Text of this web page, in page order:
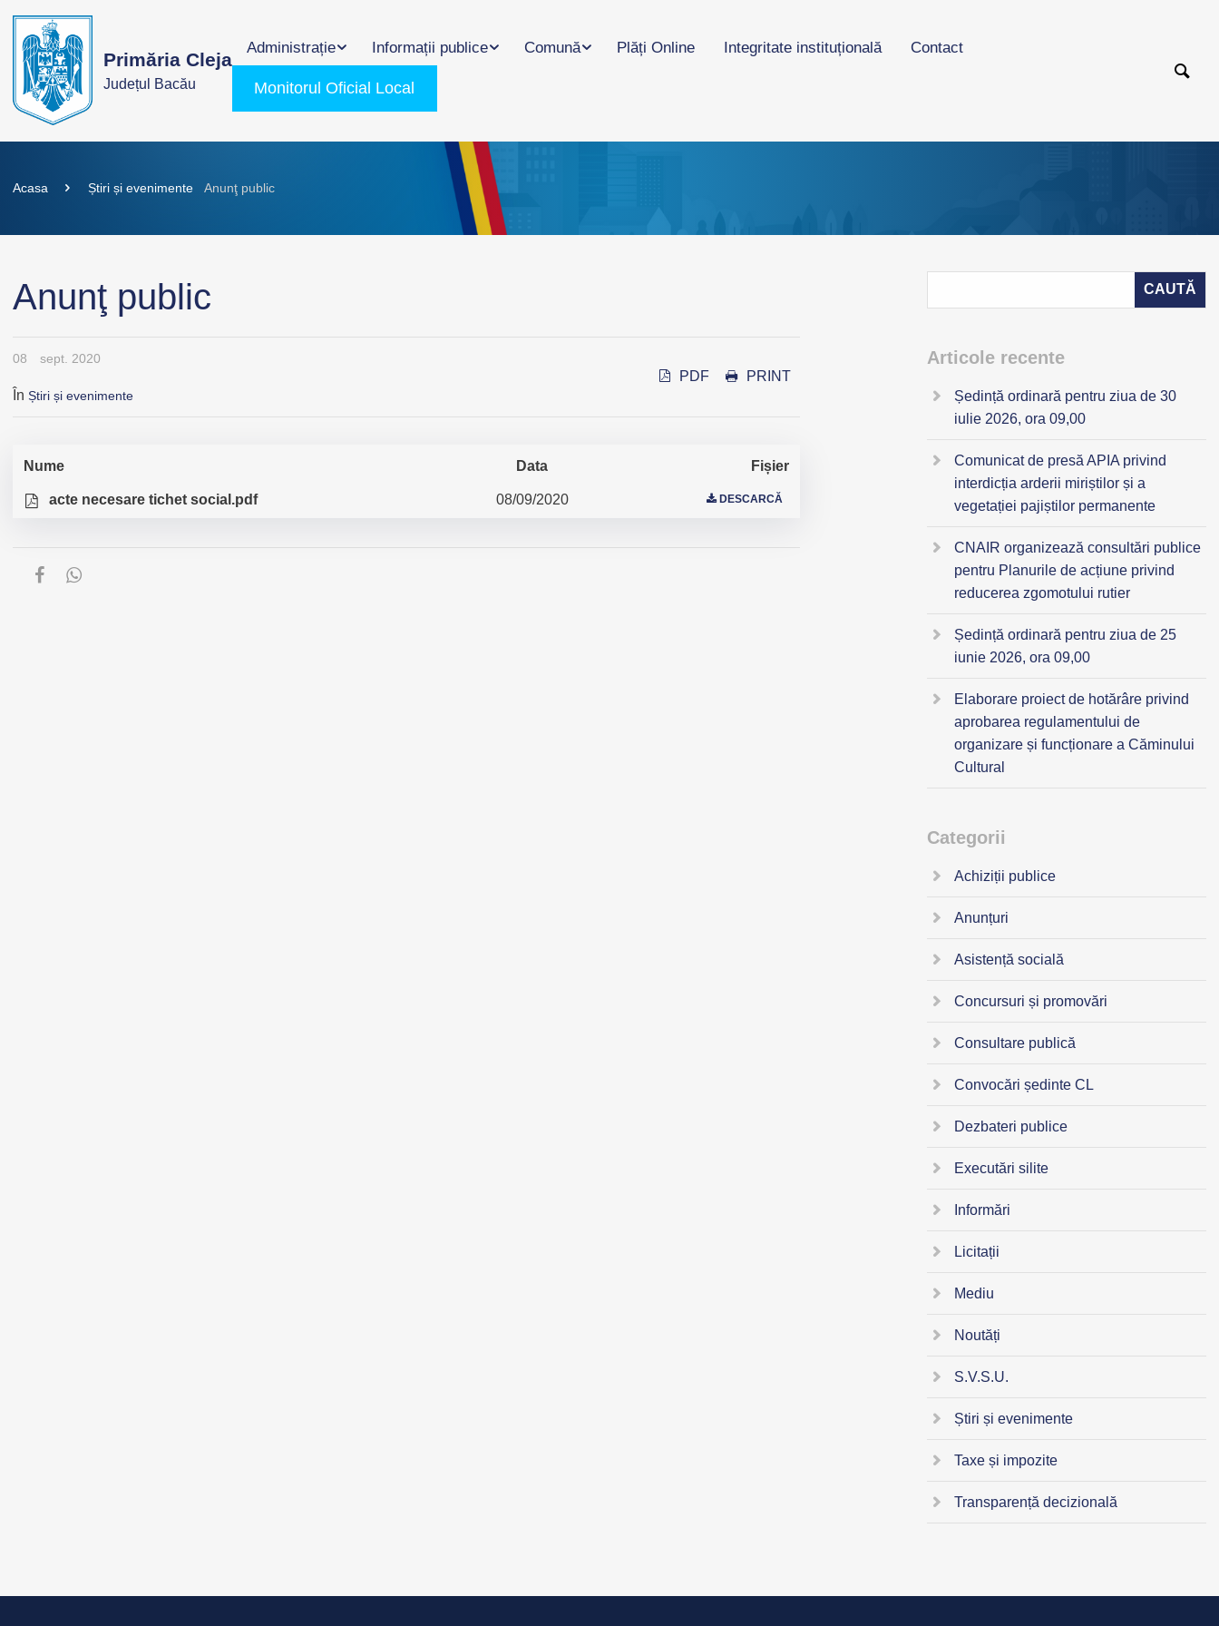
Primăria Cleja
Județul Bacău
Administrație Informații publice Comună Plăți Online Integritate instituțională Contact
Monitorul Oficial Local
Acasa Știri și evenimente Anunţ public
Anunţ public
08 sept. 2020
În Știri și evenimente
PDF PRINT
Nume Data Fișier
acte necesare tichet social.pdf 08/09/2020 DESCARCĂ
Articole recente
Ședință ordinară pentru ziua de 30
iulie 2026, ora 09,00
Comunicat de presă APIA privind
interdicția arderii miriștilor și a
vegetației pajiștilor permanente
CNAIR organizează consultări publice
pentru Planurile de acțiune privind
reducerea zgomotului rutier
Ședință ordinară pentru ziua de 25
iunie 2026, ora 09,00
Elaborare proiect de hotărâre privind
aprobarea regulamentului de
organizare și funcționare a Căminului
Cultural
Categorii
Achiziții publice
Anunțuri
Asistență socială
Concursuri și promovări
Consultare publică
Convocări ședinte CL
Dezbateri publice
Executări silite
Informări
Licitații
Mediu
Noutăți
S.V.S.U.
Știri și evenimente
Taxe și impozite
Transparență decizională